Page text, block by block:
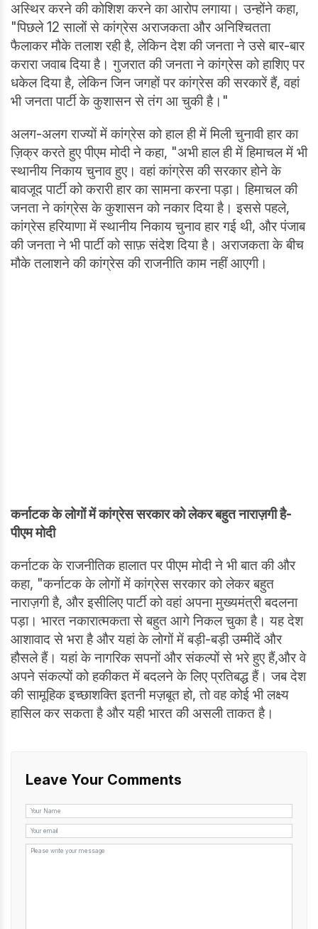
अस्थिर करने की कोशिश करने का आरोप लगाया। उन्होंने कहा,
"पिछले 12 सालों से कांग्रेस अराजकता और अनिश्चितता
फैलाकर मौके तलाश रही है, लेकिन देश की जनता ने उसे बार-बार
करारा जवाब दिया है। गुजरात की जनता ने कांग्रेस को हाशिए पर
धकेल दिया है, लेकिन जिन जगहों पर कांग्रेस की सरकारें हैं, वहां
भी जनता पार्टी के कुशासन से तंग आ चुकी है।"
अलग-अलग राज्यों में कांग्रेस को हाल ही में मिली चुनावी हार का
ज़िक्र करते हुए पीएम मोदी ने कहा, "अभी हाल ही में हिमाचल में भी
स्थानीय निकाय चुनाव हुए। वहां कांग्रेस की सरकार होने के
बावजूद पार्टी को करारी हार का सामना करना पड़ा। हिमाचल की
जनता ने कांग्रेस के कुशासन को नकार दिया है। इससे पहले,
कांग्रेस हरियाणा में स्थानीय निकाय चुनाव हार गई थी, और पंजाब
की जनता ने भी पार्टी को साफ़ संदेश दिया है। अराजकता के बीच
मौके तलाशने की कांग्रेस की राजनीति काम नहीं आएगी।
कर्नाटक के लोगों में कांग्रेस सरकार को लेकर बहुत नाराज़गी है-
पीएम मोदी
कर्नाटक के राजनीतिक हालात पर पीएम मोदी ने भी बात की और
कहा, "कर्नाटक के लोगों में कांग्रेस सरकार को लेकर बहुत
नाराज़गी है, और इसीलिए पार्टी को वहां अपना मुख्यमंत्री बदलना
पड़ा। भारत नकारात्मकता से बहुत आगे निकल चुका है। यह देश
आशावाद से भरा है और यहां के लोगों में बड़ी-बड़ी उम्मीदें और
हौसले हैं। यहां के नागरिक सपनों और संकल्पों से भरे हुए हैं,और वे
अपने संकल्पों को हकीकत में बदलने के लिए प्रतिबद्ध हैं। जब देश
की सामूहिक इच्छाशक्ति इतनी मज़बूत हो, तो वह कोई भी लक्ष्य
हासिल कर सकता है और यही भारत की असली ताकत है।
Leave Your Comments